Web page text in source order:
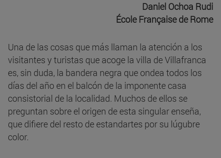
Daniel Ochoa Rudi
École Française de Rome
Una de las cosas que más llaman la atención a los
visitantes y turistas que acoge la villa de Villafranca
es, sin duda, la bandera negra que ondea todos los
días del año en el balcón de la imponente casa
consistorial de la localidad. Muchos de ellos se
preguntan sobre el origen de esta singular enseña,
que difiere del resto de estandartes por su lúgubre
color.